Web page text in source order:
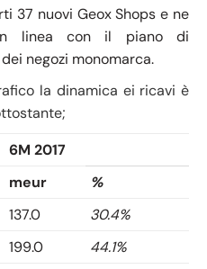
37 nuovi Geox Shops e ne
linea con il piano di
negozi monomarca.
la dinamica ei ricavi è
6M 2017
meur
%
137.0
30.4%
199.0
44.1%